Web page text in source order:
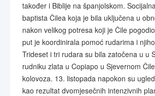
također i Biblije na španjolskom.
baptista Čilea koja je bila uključena u
nakon velikog potresa koji je Čile
put je koordinirala pomoć rudarima i
Trideset i tri rudara su bila zatočena u u
rudniku zlata u Copiapo u Sjevernom
kolovoza. 13. listopada napokon su
kao rezultat dvomjesečnih intenzivnih